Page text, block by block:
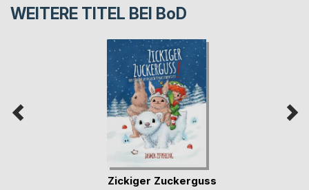
WEITERE TITEL BEI BoD
Zickiger Zuckerguss